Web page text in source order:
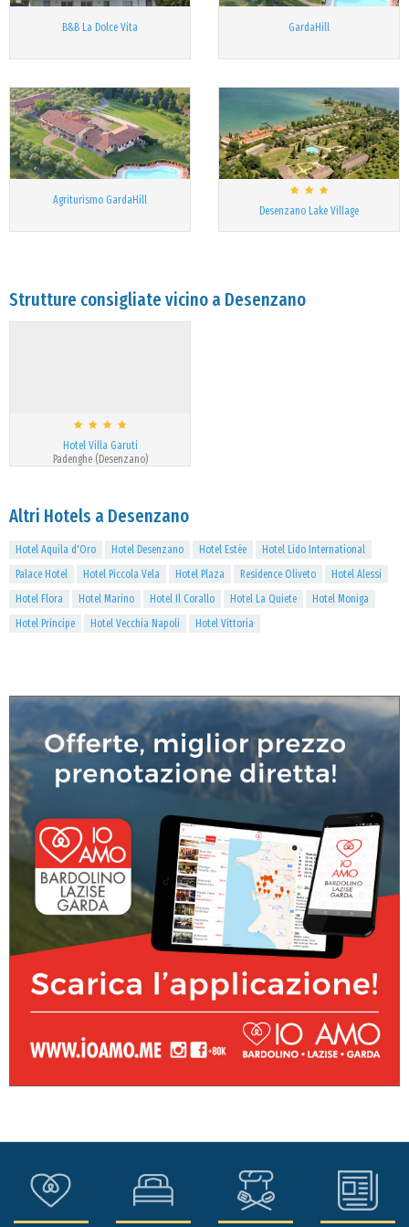
B&B La Dolce Vita GardaHill
Agriturismo GardaHill
Desenzano Lake Village
Strutture consigliate vicino a Desenzano
Hotel Villa Garuti
Padenghe (Desenzano)
Altri Hotels a Desenzano
Hotel Aquila d'Oro Hotel Desenzano Hotel Estée
Hotel Lido International
Palace Hotel
Hotel Piccola Vela Hotel Plaza Residence Oliveto
Hotel Alessi
Hotel Flora
Hotel Marino Hotel Il Corallo Hotel La Quiete
Hotel Moniga
Hotel Principe
Hotel Vecchia Napoli Hotel Vittoria